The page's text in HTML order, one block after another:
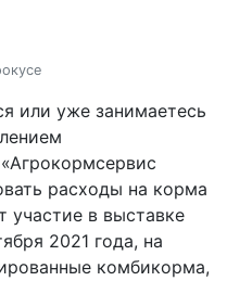
или уже занимаетесь
расходы на корма
участие в выставке
2021 года, на
комбикорма,